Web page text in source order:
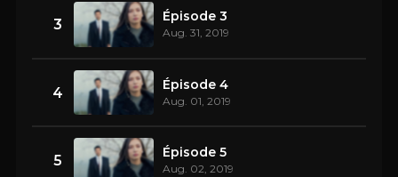
3 Épisode 3
Aug. 31, 2019
4 Épisode 4
Aug. 01, 2019
5 Épisode 5
Aug. 02, 2019